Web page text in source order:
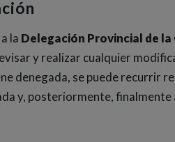
la Delegación Provincial de
y realizar cualquier
denegada, se puede recurrir
y, posteriormente, finalmente